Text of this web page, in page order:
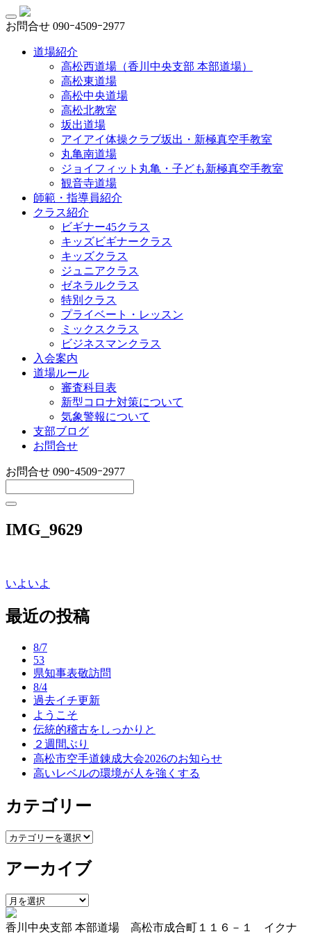
お問合せ 090ｰ4509ｰ2977
道場紹介
高松西道場（香川中央支部 本部道場）
高松東道場
高松中央道場
高松北教室
坂出道場
アイアイ体操クラブ坂出・新極真空手教室
丸亀南道場
ジョイフィット丸亀・子ども新極真空手教室
観音寺道場
師範・指導員紹介
クラス紹介
ビギナー45クラス
キッズビギナークラス
キッズクラス
ジュニアクラス
ゼネラルクラス
特別クラス
プライベート・レッスン
ミックスクラス
ビジネスマンクラス
入会案内
道場ルール
審査科目表
新型コロナ対策について
気象警報について
支部ブログ
お問合せ
お問合せ 090ｰ4509ｰ2977
IMG_9629
投
稿
いよいよ
最近の投稿
8/7
53
県知事表敬訪問
8/4
過去イチ更新
ようこそ
伝統的稽古をしっかりと
２週間ぶり
高松市空手道錬成大会2026のお知らせ
高いレベルの環境が人を強くする
カテゴリー
カ
ゴ
ー
アーカイブ
ア
ー
カ
香川中央支部 本部道場 高松市成合町１１６－１ イクナ